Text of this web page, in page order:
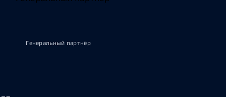
Генеральный партнёр